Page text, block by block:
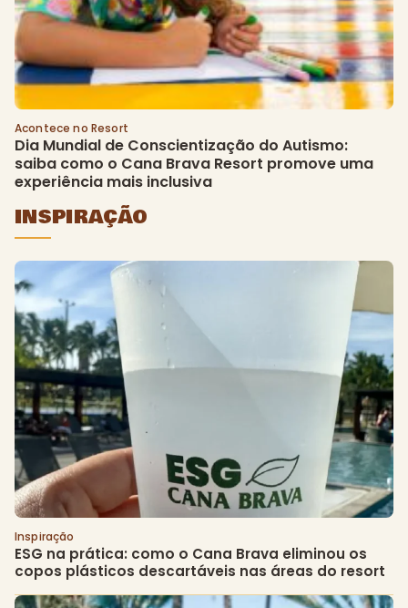
Acontece no Resort
Dia Mundial de Conscientização do Autismo:
saiba como o Cana Brava Resort promove uma
experiência mais inclusiva
INSPIRAÇÃO
Inspiração
ESG na prática: como o Cana Brava eliminou os
copos plásticos descartáveis nas áreas do resort